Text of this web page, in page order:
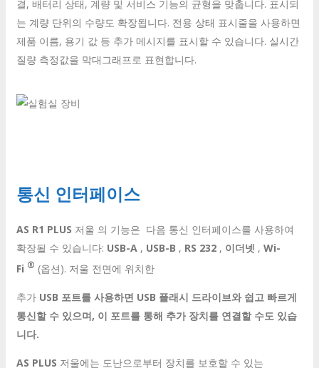
결, 배터리 상태, 계량 및 서비스 기능의 균형을 맞춥니다. 표시되
는 계량 단위의 수량도 확장됩니다. 전용 상태 표시줄을 사용하면
제품 이름, 용기 값 등 추가 메시지를 표시할 수 있습니다. 실시간
질량 측정값을 막대그래프로 표현합니다.
통신 인터페이스
AS R1 PLUS 저울 의 기능은 다음 통신 인터페이스를 사용하여
확장될 수 있습니다: USB-A , USB-B , RS 232 , 이더넷 , Wi-
Fi ® (옵션). 저울 전면에 위치한
추가 USB 포트를 사용하면 USB 플래시 드라이브와 쉽고 빠르게
통신할 수 있으며, 이 포트를 통해 추가 장치를 연결할 수도 있습
니다.
AS PLUS 저울에는 도난으로부터 장치를 보호할 수 있는